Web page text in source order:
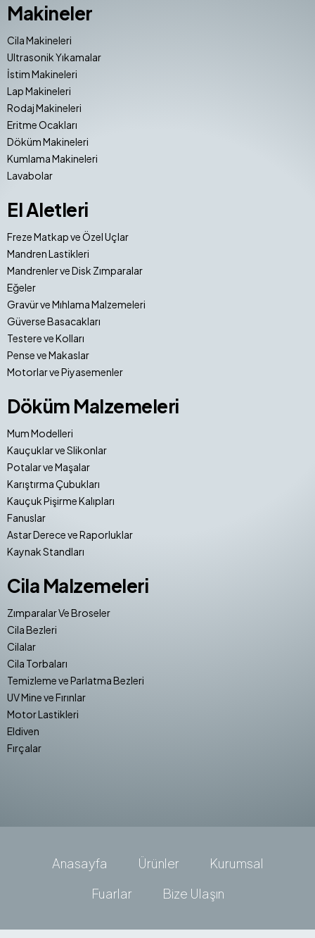
Makineler
Cila Makineleri
Ultrasonik Yıkamalar
İstim Makineleri
Lap Makineleri
Rodaj Makineleri
Eritme Ocakları
Döküm Makineleri
Kumlama Makineleri
Lavabolar
El Aletleri
Freze Matkap ve Özel Uçlar
Mandren Lastikleri
Mandrenler ve Disk Zımparalar
Eğeler
Gravür ve Mıhlama Malzemeleri
Güverse Basacakları
Testere ve Kolları
Pense ve Makaslar
Motorlar ve Piyasemenler
Döküm Malzemeleri
Mum Modelleri
Kauçuklar ve Slikonlar
Potalar ve Maşalar
Karıştırma Çubukları
Kauçuk Pişirme Kalıpları
Fanuslar
Astar Derece ve Raporluklar
Kaynak Standları
Cila Malzemeleri
Zımparalar Ve Broseler
Cila Bezleri
Cilalar
Cila Torbaları
Temizleme ve Parlatma Bezleri
UV Mine ve Fırınlar
Motor Lastikleri
Eldiven
Fırçalar
Anasayfa Ürünler
Kurumsal
Fuarlar
Bize Ulaşın